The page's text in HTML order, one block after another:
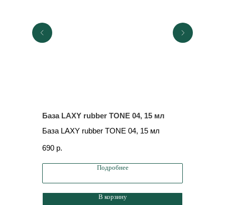
База LAXY rubber TONE 04, 15 мл
База LAXY rubber TONE 04, 15 мл
690 р.
Подробнее
В корзину